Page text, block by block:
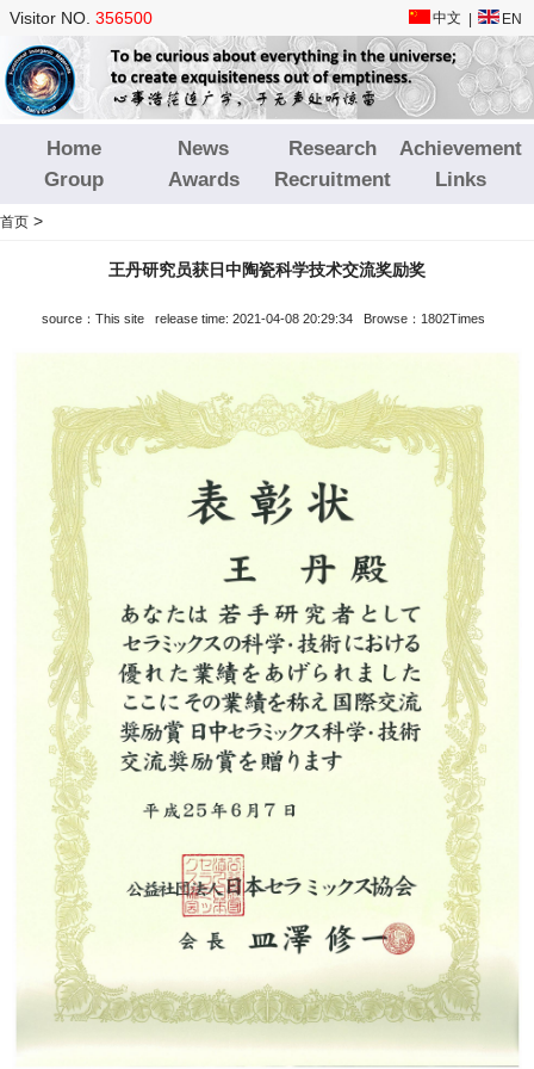
Visitor NO. 356500 中文 EN
Home News Research
Achievement
Group
Awards Recruitment Links
首页 >
王丹研究员获日中陶瓷科学技术交流奖励奖
source：This site release time: 2021-04-08 20:29:34 Browse：1802Times